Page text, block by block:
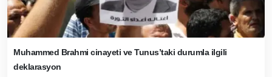
Muhammed Brahmi cinayeti ve Tunus’taki durumla ilgili
deklarasyon